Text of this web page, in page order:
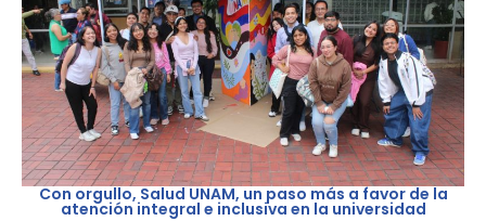
Con orgullo, Salud UNAM, un paso más a favor de la
atención integral e inclusiva en la universidad